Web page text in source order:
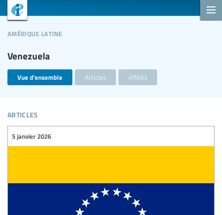
Venezuela
amérique latine
Vue d’ensemble Articles Affiliés
articles
5 janvier 2026